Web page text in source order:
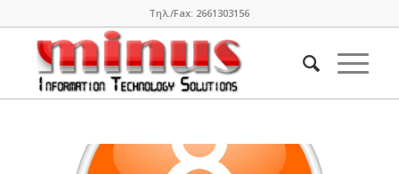
Τηλ./Fax: 2661303156